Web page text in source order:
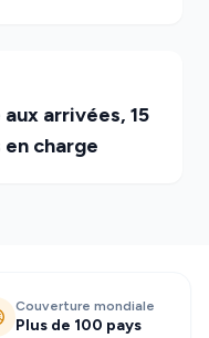
arrivées, 15
charge
Couverture mondiale
Plus de 100 pays